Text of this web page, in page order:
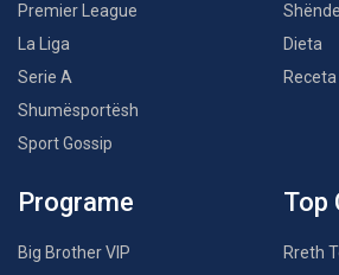
Premier League
La Liga
Serie A
Shumësportësh
Sport Gossip
Dieta
Programe
Big Brother VIP
Top
Rreth